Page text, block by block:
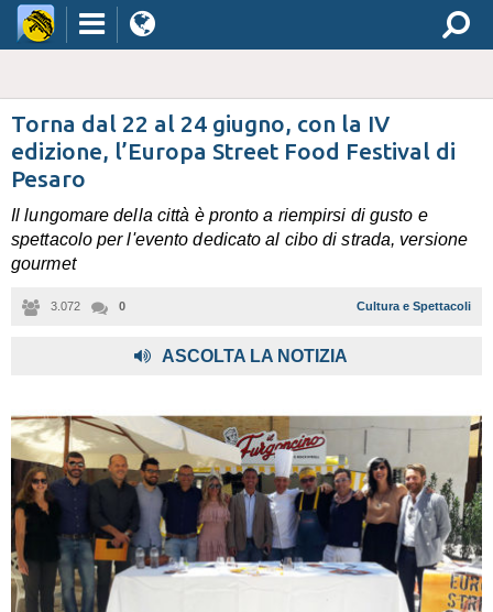
Torna dal 22 al 24 giugno, con la IV
edizione, l’Europa Street Food Festival di
Pesaro
Il lungomare della città è pronto a riempirsi di gusto e
spettacolo per l'evento dedicato al cibo di strada, versione
gourmet
3.072 0 Cultura e Spettacoli
ASCOLTA LA NOTIZIA